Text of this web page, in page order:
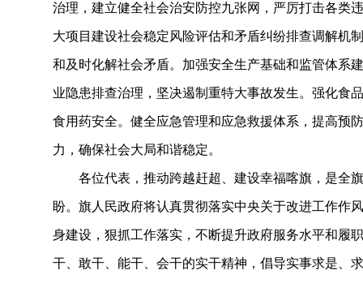
治理，建立健全社会治安防控九张网，严厉打击各类
大项目建设社会稳定风险评估和矛盾纠纷排查调解机
和及时化解社会矛盾。加强安全生产基础和监管体系
业隐患排查治理，坚决遏制重特大事故发生。强化食
食用药安全。健全应急管理和应急救援体系，提高预
力，确保社会大局和谐稳定。
各位代表，推动跨越赶超、建设幸福喀旗，是全旗
盼。旗人民政府将认真贯彻落实中央关于改进工作作
身建设，狠抓工作落实，不断提升政府服务水平和履
干、敢干、能干、会干的实干精神，倡导实事求是、